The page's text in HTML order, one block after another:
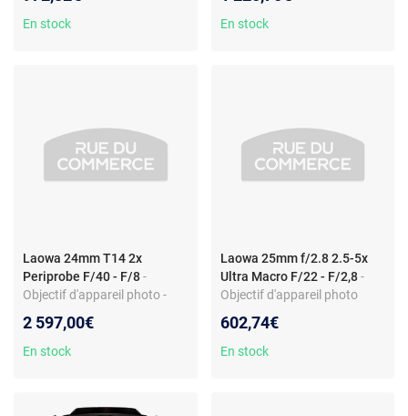
plein format
En stock
12 mm - f/2,8 - MAP 18 cm
En stock
Laowa 24mm T14 2x
Periprobe F/40 - F/8-
Objectif d'appareil photo -
- monture Panasonic - PL Arri
2 597,00€
En stock
Laowa 25mm f/2.8 2.5-5x
Ultra Macro F/22 - F/2,8 -
Objectif d'appareil photo
macro 2,5-5x - f/2,8
602,74€
En stock